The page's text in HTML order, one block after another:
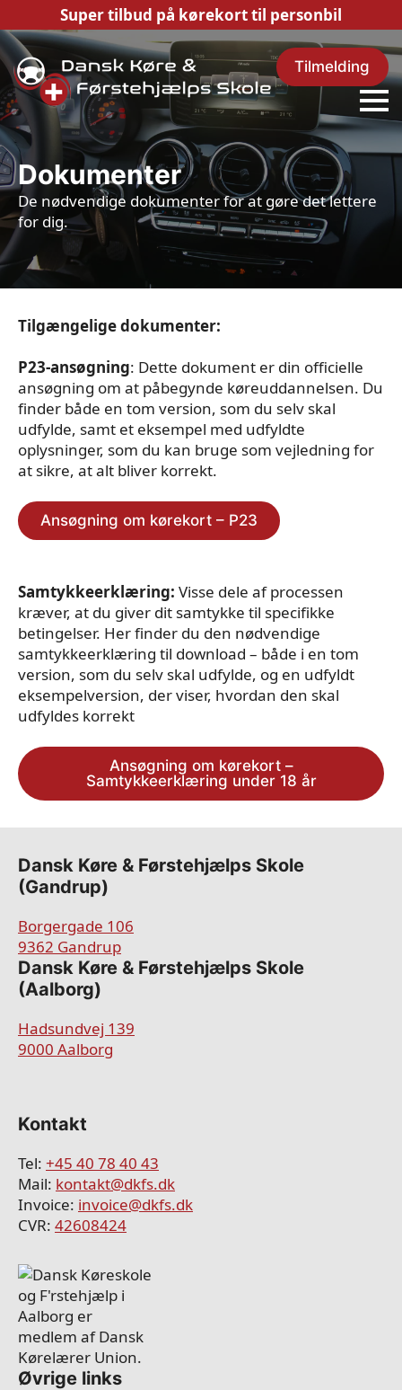
Super tilbud på kørekort til personbil
Tilmelding
Dokumenter
De nødvendige dokumenter for at gøre det lettere
for dig.
Tilgængelige dokumenter:
P23-ansøgning: Dette dokument er din officielle
ansøgning om at påbegynde køreuddannelsen. Du
finder både en tom version, som du selv skal
udfylde, samt et eksempel med udfyldte
oplysninger, som du kan bruge som vejledning for
at sikre, at alt bliver korrekt.
Ansøgning om kørekort – P23
Samtykkeerklæring: Visse dele af processen
kræver, at du giver dit samtykke til specifikke
betingelser. Her finder du den nødvendige
samtykkeerklæring til download – både i en tom
version, som du selv skal udfylde, og en udfyldt
eksempelversion, der viser, hvordan den skal
udfyldes korrekt
Ansøgning om kørekort –
Samtykkeerklæring under 18 år
Dansk Køre & Førstehjælps Skole
(Gandrup)
Borgergade 106
9362 Gandrup
​​Dansk Køre & Førstehjælps Skole
(Aalborg)
Hadsundvej 139
9000 Aalborg
Kontakt
Tel: +45 40 78 40 43
Mail: kontakt@dkfs.dk
Invoice: invoice@dkfs.dk
CVR: 42608424
Øvrige links